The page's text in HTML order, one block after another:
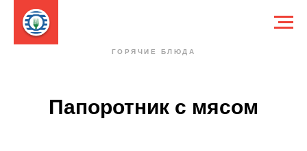
ГОРЯЧИЕ БЛЮДА
Папоротник с мясом